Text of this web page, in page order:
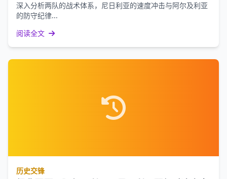
深入分析两队的战术体系，尼日利亚的速度冲击与阿尔及利亚
的防守纪律...
阅读全文
历史交锋